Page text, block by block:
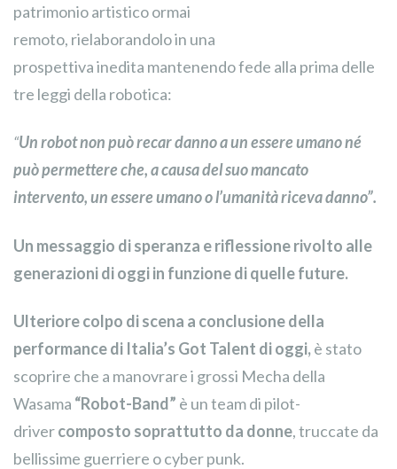
patrimonio artistico ormai
remoto, rielaborandolo in una
prospettiva inedita mantenendo fede alla prima delle
tre leggi della robotica:
“Un robot non può recar danno a un essere umano né
può permettere che, a causa del suo mancato
intervento, un essere umano o l’umanità riceva danno”.
Un messaggio di speranza e riflessione rivolto alle
generazioni di oggi in funzione di quelle future.
Ulteriore colpo di scena a conclusione della
performance di Italia’s Got Talent di oggi,è stato
scoprire che a manovrare i grossi Mecha della
Wasama “Robot-Band” è un team di pilot-
drivercomposto soprattutto da donne, truccate da
bellissime guerriere o cyber punk.